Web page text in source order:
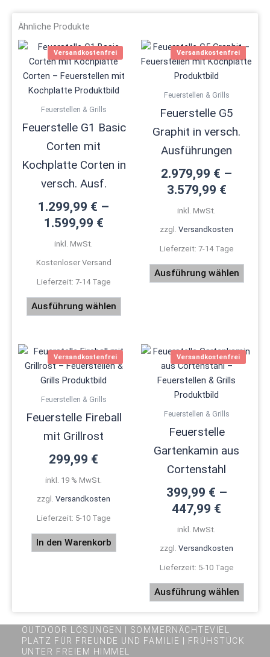
Ähnliche Produkte
Versandkostenfrei
Feuerstellen & Grills
Feuerstelle G1 Basic
Corten mit
Kochplatte Corten in
versch. Ausf.
1.299,99 € –
1.599,99 €
inkl. MwSt.
Kostenloser Versand
Lieferzeit: 7-14 Tage
Ausführung wählen
Dieses
Produkt
weist
Die
können
Versandkostenfrei
Feuerstellen & Grills
Feuerstelle G5
Graphit in versch.
Ausführungen
2.979,99 € –
3.579,99 €
inkl. MwSt.
zzgl. Versandkosten
Lieferzeit: 7-14 Tage
Ausführung wählen
Dieses
Versandkostenfrei
Feuerstellen & Grills
Feuerstelle Fireball
mit Grillrost
299,99 €
inkl. 19 % MwSt.
zzgl. Versandkosten
Lieferzeit: 5-10 Tage
In den Warenkorb
Versandkostenfrei
Feuerstellen & Grills
Feuerstelle
Gartenkamin aus
Cortenstahl
399,99 € –
447,99 €
inkl. MwSt.
zzgl. Versandkosten
Lieferzeit: 5-10 Tage
Ausführung wählen
Dieses
OUTDOOR LÖSUNGEN | SOMMERNÄCHTEVIEL
PLATZ FÜR FREUNDE UND FAMILIE | FRÜHSTÜCK
UNTER FREIEM HIMMEL